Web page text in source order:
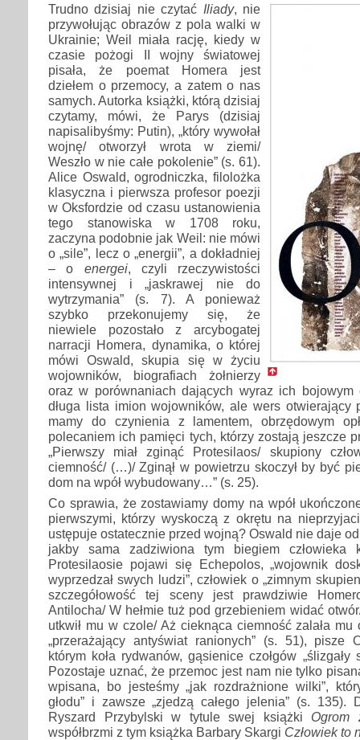
Trudno dzisiaj nie czytać Iliady, nie
przywołując obrazów z pola walki w
Ukrainie; Weil miała rację, kiedy w
czasie pożogi II wojny światowej
pisała, że poemat Homera jest
dziełem o przemocy, a zatem o nas
samych. Autorka książki, którą dzisiaj
czytamy, mówi, że Parys (dzisiaj
napisalibyśmy: Putin), „który wywołał
wojnę/ otworzył wrota w ziemi/
Weszło w nie całe pokolenie” (s. 61).
Alice Oswald, ogrodniczka, filolożka
klasyczna i pierwsza profesor poezji
w Oksfordzie od czasu ustanowienia
tego stanowiska w 1708 roku,
zaczyna podobnie jak Weil: nie mówi
o „sile”, lecz o „energii”, a dokładniej
– o energei, czyli rzeczywistości
intensywnej i „jaskrawej nie do
wytrzymania” (s. 7). A ponieważ
szybko przekonujemy się, że
niewiele pozostało z arcybogatej
narracji Homera, dynamika, o której
mówi Oswald, skupia się w życiu
wojowników, biografiach żołnierzy
oraz w porównaniach dających wyraz ich bojowym
długa lista imion wojowników, ale wers otwierający
mamy do czynienia z lamentem, obrzędowym
polecaniem ich pamięci tych, którzy zostają jeszcze
„Pierwszy miał zginąć Protesilaos/ skupiony
ciemność/ (…)/ Zginął w powietrzu skoczył by być
dom na wpół wybudowany…” (s. 25).
Co sprawia, że zostawiamy domy na wpół
pierwszymi, którzy wyskoczą z okrętu na
ustępuje ostatecznie przed wojną? Oswald nie daje
jakby sama zadziwiona tym biegiem człowieka
Protesilaosie pojawi się Echepolos, „wojownik
wyprzedzał swych ludzi”, człowiek o „zimnym
szczegółowość tej sceny jest prawdziwie
Antilocha/ W hełmie tuż pod grzebieniem widać
utkwił mu w czole/ Aż cieknąca ciemność zalała mu
„przerażający antyświat ranionych” (s. 51), pisze
którym koła rydwanów, gąsienice czołgów „ślizgały
Pozostaje uznać, że przemoc jest nam nie tylko
wpisana, bo jesteśmy „jak rozdrażnione wilki”,
głodu” i zawsze „zjedzą całego jelenia” (s. 135).
Ryszard Przybylski w tytule swej książki Ogrom
współbrzmi z tym książka Barbary Skargi Człowiek to